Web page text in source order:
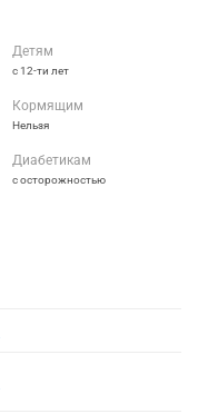
Детям
с 12-ти лет
Кормящим
Нельзя
Диабетикам
с осторожностью